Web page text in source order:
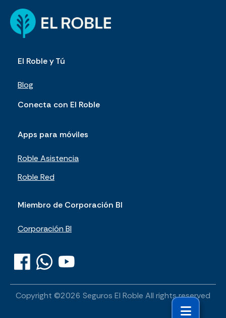
El Roble y Tú
Blog
Conecta con El Roble
Apps para móviles
Roble Asistencia
Roble Red
Miembro de Corporación BI
Corporación BI
Copyright ©2026 Seguros El Roble All rights reserved